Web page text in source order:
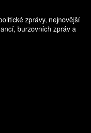
zprávy, nejnovější
burzovních zpráv a